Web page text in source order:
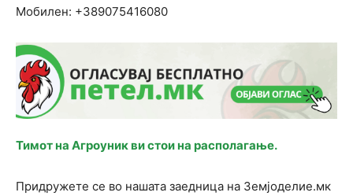
Мобилен: +389075416080
Тимот на Агроуник ви стои на располагање.
Придружете се во нашата заедница на Земјоделие.мк